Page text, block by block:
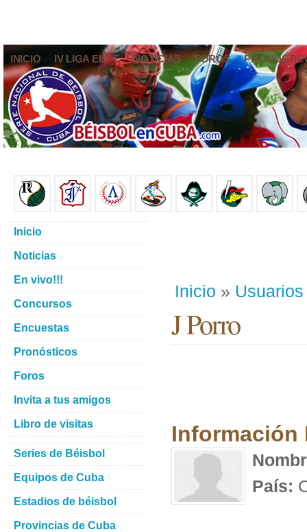
INICIO IV LIGA ELITE NOTICIAS FOROS
Inicio » Usuarios
J Porro
Información
País:
Inicio
Noticias
En vivo!!!
Concursos
Encuestas
Pronósticos
Foros
Invita a tus amigos
Libro de visitas
Series de Béisbol
Equipos de Cuba
Estadios de béisbol
Provincias de Cuba